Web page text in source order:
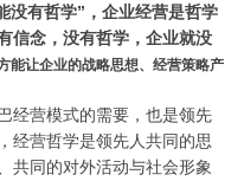
没有哲学”，企业经营是哲学
信念，没有哲学，企业就没
能让企业的战略思想、经营策略产
经营模式的需要，也是领先
经营哲学是领先人共同的思
共同的对外活动与社会形象